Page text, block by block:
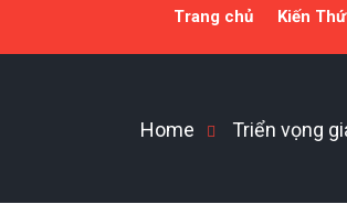
Trang chủ Kiến
Home Triển vọng